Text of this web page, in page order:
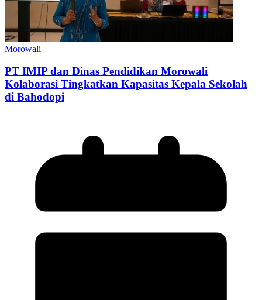
Morowali
PT IMIP dan Dinas Pendidikan Morowali
Kolaborasi Tingkatkan Kapasitas Kepala Sekolah
di Bahodopi